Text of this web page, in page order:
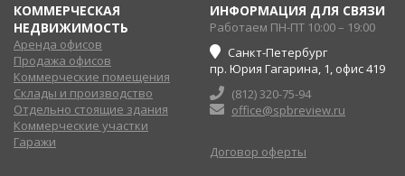
КОММЕРЧЕСКАЯ
НЕДВИЖИМОСТЬ
Аренда офисов
Продажа офисов
Коммерческие помещения
Склады и производство
Отдельно стоящие здания
Коммерческие участки
Гаражи
ИНФОРМАЦИЯ ДЛЯ СВЯЗИ
Работаем ПН-ПТ 10:00 – 19:00
Санкт-Петербург
пр. Юрия Гагарина, 1, офис 419
(812) 320-75-94
office@spbreview.ru
Договор оферты